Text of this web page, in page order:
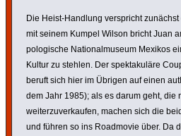
Die Heist-Handlung verspricht
mit seinem Kumpel Wilson bricht Juan
po­lo­gi­sche Natio­nal­mu­seum Mexikos
Kultur zu stehlen. Der spek­ta­kuläre
beruft sich hier im Übrigen auf einen
dem Jahr 1985); als es darum geht, die
weiter­zu­ver­kaufen, machen sich die
und führen so ins Roadmovie über. Da